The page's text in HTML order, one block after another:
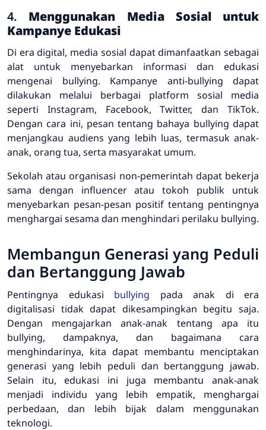
4. Menggunakan Media Sosial untuk
Kampanye Edukasi
Di era digital, media sosial dapat dimanfaatkan sebagai
alat untuk menyebarkan informasi dan edukasi
mengenai bullying. Kampanye anti-bullying dapat
dilakukan melalui berbagai platform sosial media
seperti Instagram, Facebook, Twitter, dan TikTok.
Dengan cara ini, pesan tentang bahaya bullying dapat
menjangkau audiens yang lebih luas, termasuk anak-
anak, orang tua, serta masyarakat umum.
Sekolah atau organisasi non-pemerintah dapat bekerja
sama dengan influencer atau tokoh publik untuk
menyebarkan pesan-pesan positif tentang pentingnya
menghargai sesama dan menghindari perilaku bullying.
Membangun Generasi yang Peduli
dan Bertanggung Jawab
Pentingnya edukasi bullying pada anak di era
digitalisasi tidak dapat dikesampingkan begitu saja.
Dengan mengajarkan anak-anak tentang apa itu
bullying, dampaknya, dan bagaimana cara
menghindarinya, kita dapat membantu menciptakan
generasi yang lebih peduli dan bertanggung jawab.
Selain itu, edukasi ini juga membantu anak-anak
menjadi individu yang lebih empatik, menghargai
perbedaan, dan lebih bijak dalam menggunakan
teknologi.